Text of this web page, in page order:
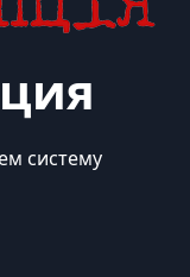
систему